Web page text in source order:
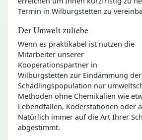
Termin in Wilburgstetten zu
Der Umwelt zuliebe
Wenn es praktikabel ist nutzen die
Mitarbeiter unserer
Kooperationspartner in
Wilburgstetten zur Eindämmung der
Schädlingspopulation nur
Methoden ohne Chemikalien wie
Lebendfallen, Köderstationen oder
Natürlich immer auf die Art Ihrer
abgestimmt.